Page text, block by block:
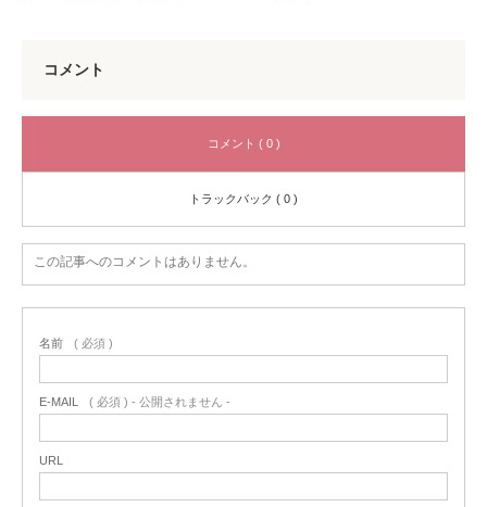
コメント
コメント ( 0 )
トラックバック ( 0 )
この記事へのコメントはありません。
名前 ( 必須 )
E-MAIL ( 必須 ) - 公開されません -
URL